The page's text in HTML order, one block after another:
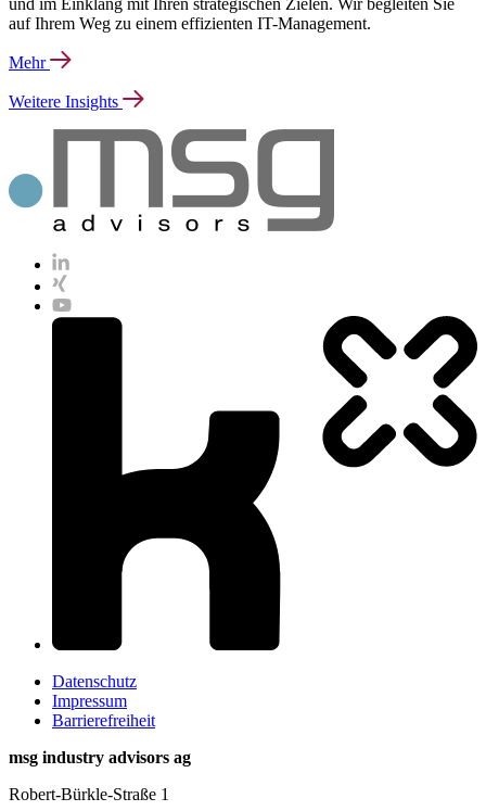
und im Einklang mit Ihren strategischen Zielen. Wir begleiten Sie
auf Ihrem Weg zu einem effizienten IT-Management.
Mehr
Weitere Insights
Datenschutz
Impressum
Barrierefreiheit
msg industry advisors ag
Robert-Bürkle-Straße 1